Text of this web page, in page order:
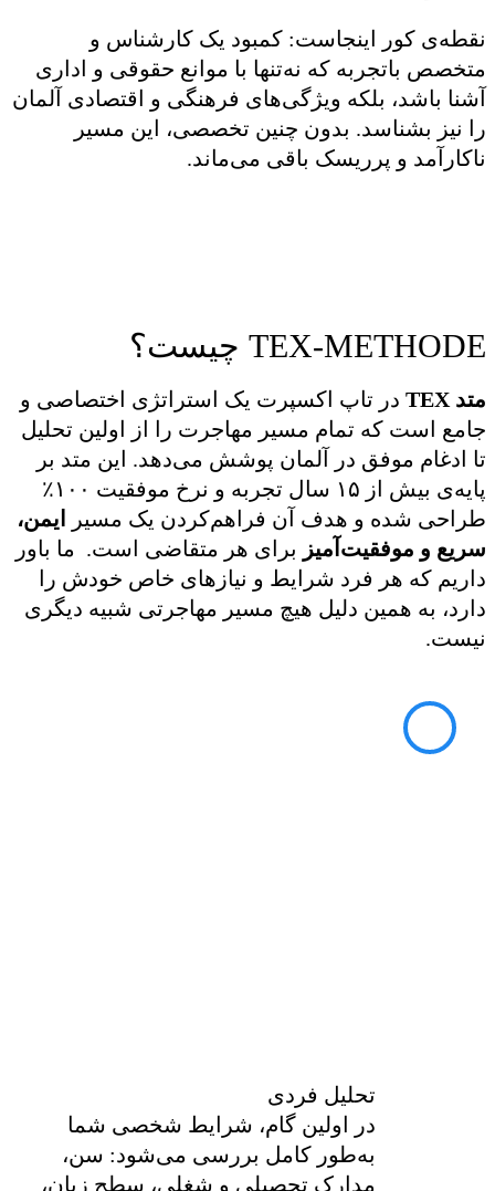
نقطه‌ی کور اینجاست: کمبود یک کارشناس و
متخصص باتجربه که نه‌تنها با موانع حقوقی و اداری
آشنا باشد، بلکه ویژگی‌های فرهنگی و اقتصادی آلمان
را نیز بشناسد. بدون چنین تخصصی، این مسیر
ناکارآمد و پرریسک باقی می‌ماند.
TEX-METHODE چیست؟
متد
در تاپ اکسپرت یک استراتژی اختصاصی و
جامع است که تمام مسیر مهاجرت را از اولین تحلیل
تا ادغام موفق در آلمان پوشش می‌دهد. این متد بر
پایه‌ی بیش از ۱۵ سال تجربه و نرخ موفقیت ۱۰۰٪
طراحی شده و هدف آن فراهم‌کردن یک مسیر
ایمن،
سریع و موفقیت‌آمیز برای هر متقاضی است. ما باور
داریم که هر فرد شرایط و نیازهای خاص خودش را
دارد، به همین دلیل هیچ مسیر مهاجرتی شبیه دیگری
نیست.
تحلیل فردی
در اولین گام، شرایط شخصی شما
به‌طور کامل بررسی می‌شود: سن،
مدارک تحصیلی و شغلی، سطح زبان،